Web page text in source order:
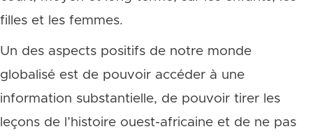
filles et les femmes.
Un des aspects positifs de notre monde
globalisé est de pouvoir accéder à une
information substantielle, de pouvoir tirer les
leçons de l’histoire ouest-africaine et de ne pas